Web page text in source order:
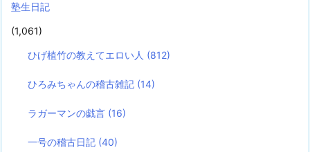
塾生日記
(1,061)
ひげ植竹の教えてエロい人 (812)
ひろみちゃんの稽古雑記 (14)
ラガーマンの戯言 (16)
一号の稽古日記 (40)